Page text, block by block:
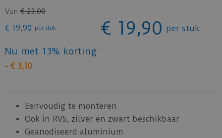
Van € 23,00
€ 19,90 per stuk € 19,90 per stuk
Nu met 13% korting
- € 3,10
Eenvoudig te monteren
Ook in RVS, zilver en zwart beschikbaar
Geanodiseerd aluminium